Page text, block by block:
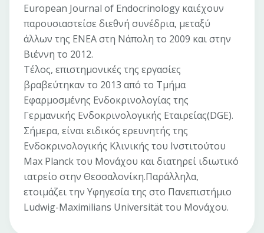
European Journal of Endocrinology καιέχουν
παρουσιαστείσε διεθνή συνέδρια, μεταξύ
άλλων της ENEA στη Νάπολη το 2009 και στην
Βιέννη το 2012.
Τέλος, επιστημονικές της εργασίες
βραβεύτηκαν το 2013 από το Τμήμα
Εφαρμοσμένης Ενδοκρινολογίας της
Γερμανικής Ενδοκρινολογικής Εταιρείας(DGE).
Σήμερα, είναι ειδικός ερευνητής της
Ενδοκρινολογικής Κλινικής του Ινστιτούτου
Max Planck του Μονάχου και διατηρεί ιδιωτικό
ιατρείο στην Θεσσαλονίκη.Παράλληλα,
ετοιμάζει την Υφηγεσία της στο Πανεπιστήμιο
Ludwig-Maximilians Universität του Μονάχου.